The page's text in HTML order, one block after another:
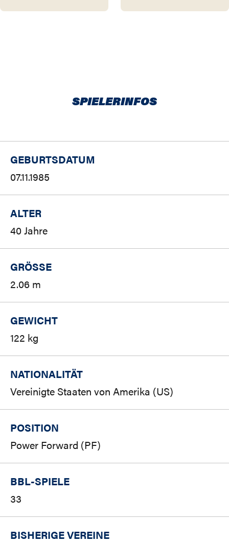
SPIELERINFOS
GEBURTSDATUM
07.11.1985
ALTER
40 Jahre
GRÖSSE
2.06 m
GEWICHT
122 kg
NATIONALITÄT
Vereinigte Staaten von Amerika (US)
POSITION
Power Forward (PF)
BBL-SPIELE
33
BISHERIGE VEREINE